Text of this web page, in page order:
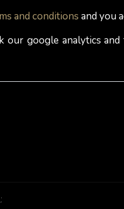
and conditions and you
google analytics